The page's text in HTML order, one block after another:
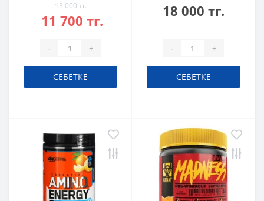
13 000 тг.
11 700 тг.
- +
СЕБЕТКЕ
18 000 тг.
- +
СЕБЕТКЕ